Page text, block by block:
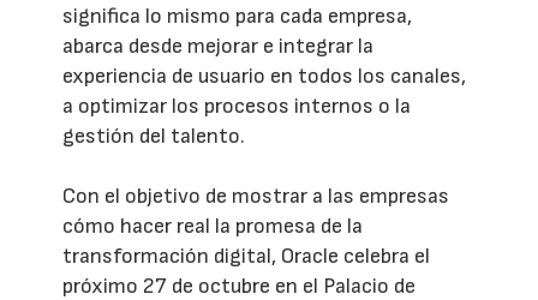
significa lo mismo para cada empresa,
abarca desde mejorar e integrar la
experiencia de usuario en todos los canales,
a optimizar los procesos internos o la
gestión del talento.
Con el objetivo de mostrar a las empresas
cómo hacer real la promesa de la
transformación digital, Oracle celebra el
próximo 27 de octubre en el Palacio de